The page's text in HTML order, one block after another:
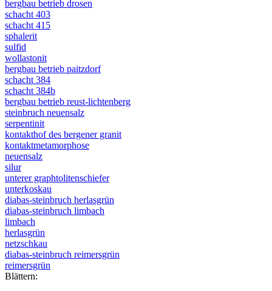
bergbau betrieb drosen
schacht 403
schacht 415
sphalerit
sulfid
wollastonit
bergbau betrieb paitzdorf
schacht 384
schacht 384b
bergbau betrieb reust-lichtenberg
steinbruch neuensalz
serpentinit
kontakthof des bergener granit
kontaktmetamorphose
neuensalz
silur
unterer graphtolitenschiefer
unterkoskau
diabas-steinbruch herlasgrün
diabas-steinbruch limbach
limbach
herlasgrün
netzschkau
diabas-steinbruch reimersgrün
reimersgrün
Blättern: